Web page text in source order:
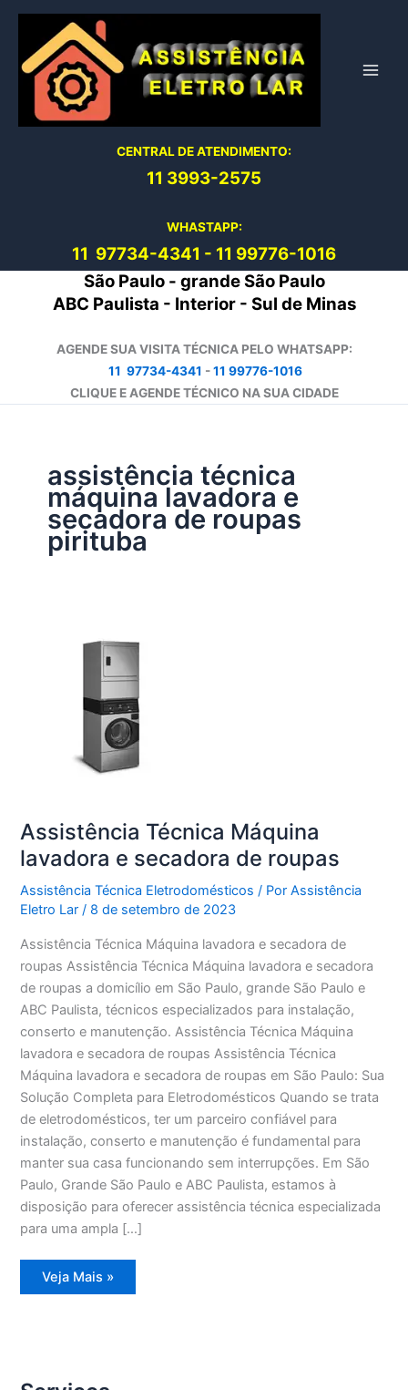
conteúdo
CENTRAL DE ATENDIMENTO:
11 3993-2575
WHASTAPP:
11 97734-4341 - 11 99776-1016
São Paulo - grande São Paulo
ABC Paulista - Interior - Sul de Minas
AGENDE SUA VISITA TÉCNICA PELO WHATSAPP:
11 97734-4341 -11 99776-1016
CLIQUE E AGENDE TÉCNICO NA SUA CIDADE
assistência técnica
máquina lavadora e
secadora de roupas
pirituba
Assistência Técnica Máquina
lavadora e secadora de roupas
Assistência Técnica Eletrodomésticos / PorAssistência
Eletro Lar/ 8 de setembro de 2023
Assistência Técnica Máquina lavadora e secadora de
roupas Assistência Técnica Máquina lavadora e secadora
de roupas a domicílio em São Paulo, grande São Paulo e
ABC Paulista, técnicos especializados para instalação,
conserto e manutenção. Assistência Técnica Máquina
lavadora e secadora de roupas Assistência Técnica
Máquina lavadora e secadora de roupas em São Paulo: Sua
Solução Completa para Eletrodomésticos Quando se trata
de eletrodomésticos, ter um parceiro confiável para
instalação, conserto e manutenção é fundamental para
manter sua casa funcionando sem interrupções. Em São
Paulo, Grande São Paulo e ABC Paulista, estamos à
disposição para oferecer assistência técnica especializada
para uma ampla […]
Assistência
Técnica
Veja Mais »